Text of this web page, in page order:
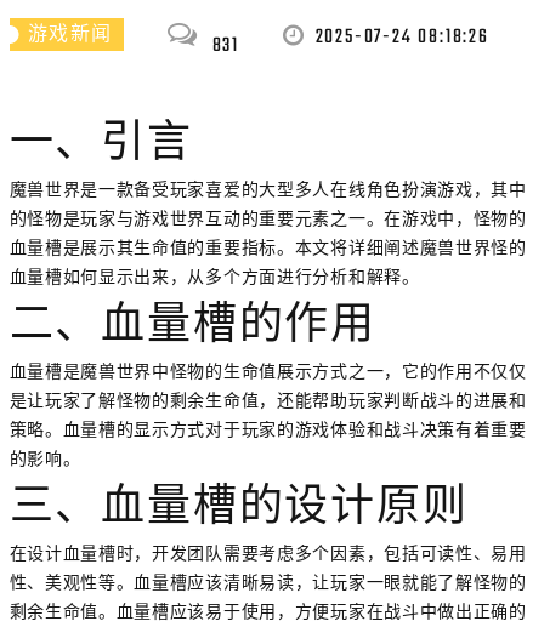
游戏新闻 831 2025-07-24 08:18:26
一、引言
魔兽世界是一款备受玩家喜爱的大型多人在线角色扮演游戏，其中
的怪物是玩家与游戏世界互动的重要元素之一。在游戏中，怪物的
血量槽是展示其生命值的重要指标。本文将详细阐述魔兽世界怪的
血量槽如何显示出来，从多个方面进行分析和解释。
二、血量槽的作用
血量槽是魔兽世界中怪物的生命值展示方式之一，它的作用不仅仅
是让玩家了解怪物的剩余生命值，还能帮助玩家判断战斗的进展和
策略。血量槽的显示方式对于玩家的游戏体验和战斗决策有着重要
的影响。
三、血量槽的设计原则
在设计血量槽时，开发团队需要考虑多个因素，包括可读性、易用
性、美观性等。血量槽应该清晰易读，让玩家一眼就能了解怪物的
剩余生命值。血量槽应该易于使用，方便玩家在战斗中做出正确的